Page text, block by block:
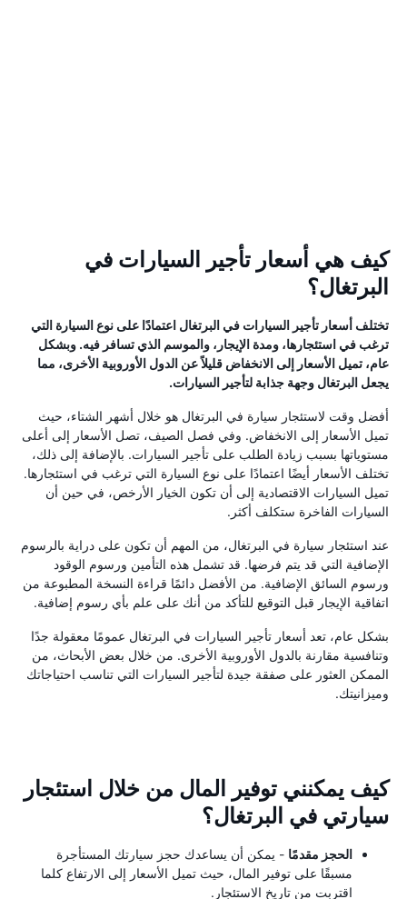
كيف هي أسعار تأجير السيارات في
البرتغال؟
تختلف أسعار تأجير السيارات في البرتغال اعتمادًا على نوع السيارة التي
ترغب في استئجارها، ومدة الإيجار، والموسم الذي تسافر فيه. وبشكل
عام، تميل الأسعار إلى الانخفاض قليلاً عن الدول الأوروبية الأخرى، مما
يجعل البرتغال وجهة جذابة لتأجير السيارات.
أفضل وقت لاستئجار سيارة في البرتغال هو خلال أشهر الشتاء، حيث
تميل الأسعار إلى الانخفاض. وفي فصل الصيف، تصل الأسعار إلى أعلى
مستوياتها بسبب زيادة الطلب على تأجير السيارات. بالإضافة إلى ذلك،
تختلف الأسعار أيضًا اعتمادًا على نوع السيارة التي ترغب في استئجارها.
تميل السيارات الاقتصادية إلى أن تكون الخيار الأرخص، في حين أن
السيارات الفاخرة ستكلف أكثر.
عند استئجار سيارة في البرتغال، من المهم أن تكون على دراية بالرسوم
الإضافية التي قد يتم فرضها. قد تشمل هذه التأمين ورسوم الوقود
ورسوم السائق الإضافية. من الأفضل دائمًا قراءة النسخة المطبوعة من
اتفاقية الإيجار قبل التوقيع للتأكد من أنك على علم بأي رسوم إضافية.
بشكل عام، تعد أسعار تأجير السيارات في البرتغال عمومًا معقولة جدًا
وتنافسية مقارنة بالدول الأوروبية الأخرى. من خلال بعض الأبحاث، من
الممكن العثور على صفقة جيدة لتأجير السيارات التي تناسب احتياجاتك
وميزانيتك.
كيف يمكنني توفير المال من خلال استئجار
سيارتي في البرتغال؟
الحجز مقدمًا - يمكن أن يساعدك حجز سيارتك المستأجرة
مسبقًا على توفير المال، حيث تميل الأسعار إلى الارتفاع كلما
اقتربت من تاريخ الاستئجار.